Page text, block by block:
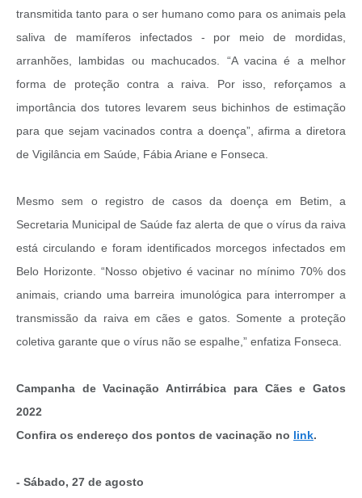
transmitida tanto para o ser humano como para os animais pela
saliva de mamíferos infectados - por meio de mordidas,
arranhões, lambidas ou machucados. “A vacina é a melhor
forma de proteção contra a raiva. Por isso, reforçamos a
importância dos tutores levarem seus bichinhos de estimação
para que sejam vacinados contra a doença”, afirma a diretora
de Vigilância em Saúde, Fábia Ariane e Fonseca.
Mesmo sem o registro de casos da doença em Betim, a
Secretaria Municipal de Saúde faz alerta de que o vírus da raiva
está circulando e foram identificados morcegos infectados em
Belo Horizonte. “Nosso objetivo é vacinar no mínimo 70% dos
animais, criando uma barreira imunológica para interromper a
transmissão da raiva em cães e gatos. Somente a proteção
coletiva garante que o vírus não se espalhe,” enfatiza Fonseca.
Campanha de Vacinação Antirrábica para Cães e Gatos
2022
Confira os endereço dos pontos de vacinação no link.
- Sábado, 27 de agosto